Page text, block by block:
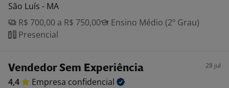
São Luís - MA
R$ 700,00 a R$ 750,00
Ensino Médio (2º Grau)
Presencial
Vendedor Sem Experiência 28 jul
4,4 Empresa confidencial